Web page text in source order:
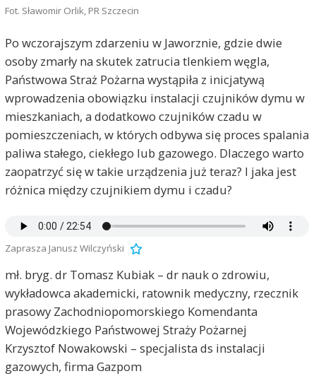
Fot. Sławomir Orlik, PR Szczecin
Po wczorajszym zdarzeniu w Jaworznie, gdzie dwie
osoby zmarły na skutek zatrucia tlenkiem węgla,
Państwowa Straż Pożarna wystąpiła z inicjatywą
wprowadzenia obowiązku instalacji czujników dymu w
mieszkaniach, a dodatkowo czujników czadu w
pomieszczeniach, w których odbywa się proces spalania
paliwa stałego, ciekłego lub gazowego. Dlaczego warto
zaopatrzyć się w takie urządzenia już teraz? I jaka jest
różnica między czujnikiem dymu i czadu?
Zaprasza Janusz Wilczyński
mł. bryg. dr Tomasz Kubiak – dr nauk o zdrowiu,
wykładowca akademicki, ratownik medyczny, rzecznik
prasowy Zachodniopomorskiego Komendanta
Wojewódzkiego Państwowej Straży Pożarnej
Krzysztof Nowakowski – specjalista ds instalacji
gazowych, firma Gazpom